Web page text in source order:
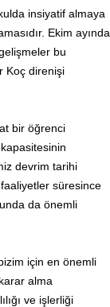
insiyatif almaya
Ekim ayında
bu
Koç direnişi
bir öğrenci
devrim tarihi
süresince
da önemli
için en önemli
alma
ve işlerliği